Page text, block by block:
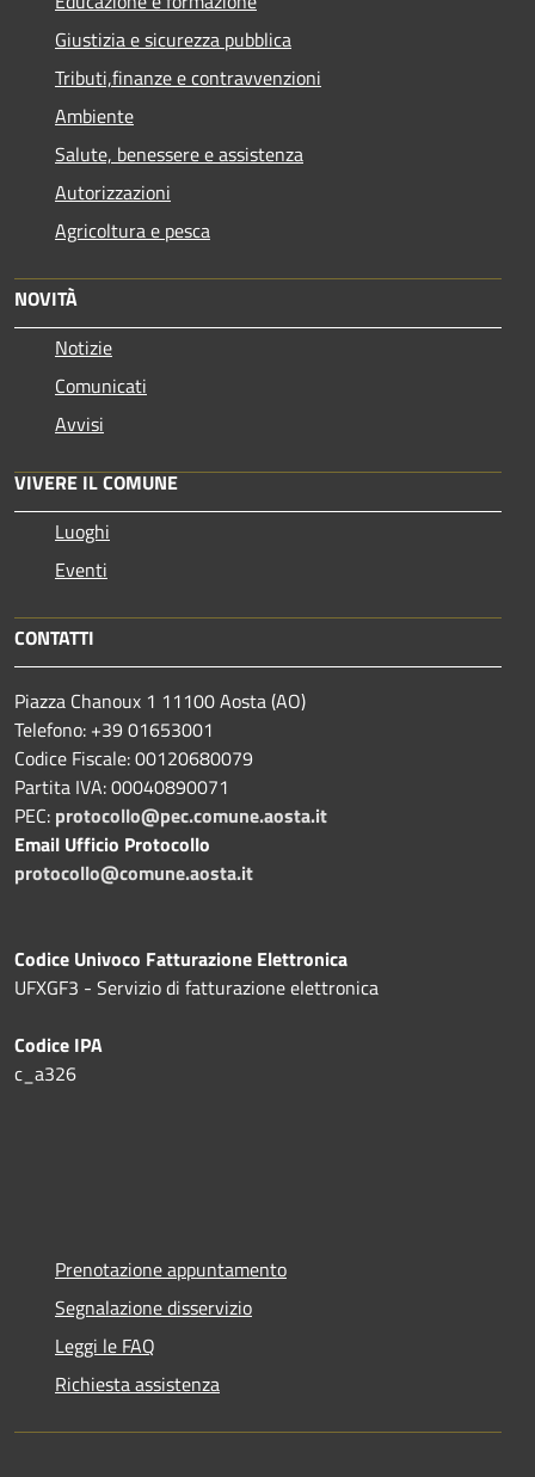
Giustizia e sicurezza pubblica
Tributi,finanze e contravvenzioni
Ambiente
Salute, benessere e assistenza
Autorizzazioni
Agricoltura e pesca
NOVITÀ
Notizie
Comunicati
Avvisi
VIVERE IL COMUNE
Luoghi
Eventi
CONTATTI
Piazza Chanoux 1 11100 Aosta (AO)
Telefono: +39 01653001
Codice Fiscale: 00120680079
Partita IVA: 00040890071
PEC: protocollo@pec.comune.aosta.it
Email Ufficio Protocollo
protocollo@comune.aosta.it
Codice Univoco Fatturazione Elettronica
UFXGF3 - Servizio di fatturazione elettronica
Codice IPA
c_a326
Prenotazione appuntamento
Segnalazione disservizio
Leggi le FAQ
Richiesta assistenza